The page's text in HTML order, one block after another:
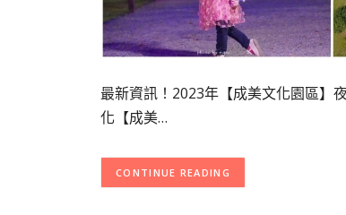
最新資訊！2023年【成美文化園區】
化【成美…
CONTINUE READING